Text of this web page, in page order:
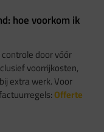
hoe voorkom ik
door vóór
voorrijkosten,
extra werk. Voor
Offerte